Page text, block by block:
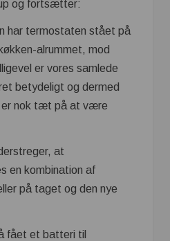
og fortsætter:
har termostaten stået på
alrummet, mod
er vores samlede
betydeligt og dermed
er nok tæt på at være
at
en kombination af
på taget og den nye
fået et batteri til